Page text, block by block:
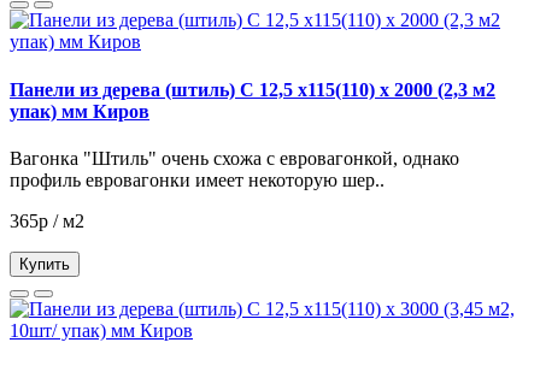
Панели из дерева (штиль) С 12,5 х115(110) х 2000 (2,3 м2
упак) мм Киров
Вагонка "Штиль" очень схожа с евровагонкой, однако
профиль евровагонки имеет некоторую шер..
365р / м2
Купить